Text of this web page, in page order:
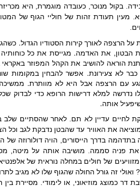
בקול מנוכר, כעובדה מוגמרת, היא
מעין תעודת זהות של חוליי הגוף של
הרצפה לאורך קירות הסטודיו הגדול.
הבטון, את האדמה. מגייסת את כל
הוראה להושיב את הקהל המפוזר
בין הספסלים. היא בת 57, כבר לא צעירונת. אפשר
עם הרצפה אבל היא לא מוותרת.
למלא דרישות הרופא כדי לבדוק שכל
אותה.
לחיים עדיין לא תם. לאחר שהסתיים שלב
את האוויר עד שהבטן נדבקת לגב וכל
בדרך הייסורים, הויה דולורוזה של
פניה סממה. מושיבה אותה על מיטה,
של חולים במחלה נוראית של
ואולי זה גורל החולה שהגוף שלו לא
כמוצג מוזיאוני, או לימודי. מסיירת